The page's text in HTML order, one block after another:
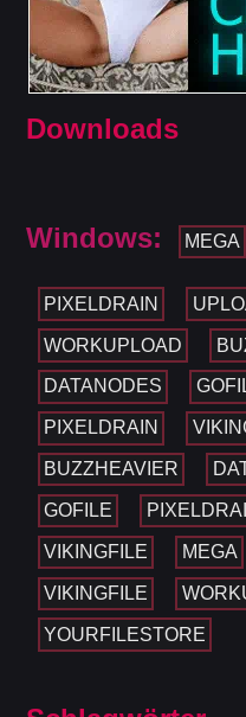
Downloads
Windows: MEGA
PIXELDRAIN
WORKUPLOAD
DATANODES
PIXELDRAIN
BUZZHEAVIER
GOFILE
VIKINGFILE MEGA
VIKINGFILE
YOURFILESTORE